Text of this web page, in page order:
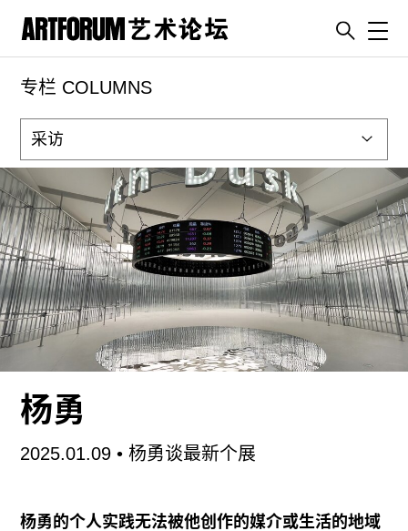
artguide
新闻
展评
杂志
专栏
视频
ENGLISH
ART & EDUCATION
广告
订阅
往期内容
联系我们
专栏 COLUMNS
杨勇
2025.01.09• 杨勇谈最新个展
杨勇的个人实践无法被他创作的媒介或生活的地域